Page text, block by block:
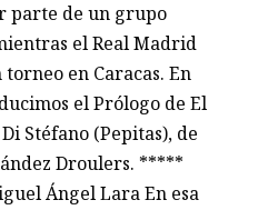
parte de un grupo
el Real Madrid
en Caracas. En
el Prólogo de El
Stéfano (Pepitas), de
Droulers. *****
Ángel Lara En esa